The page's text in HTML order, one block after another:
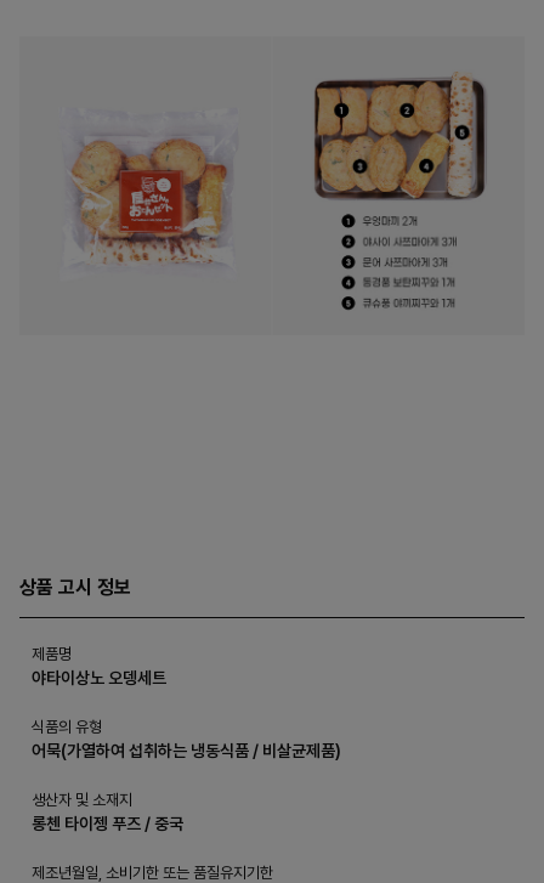
상품 고시 정보
제품명
야타이상노 오뎅세트
식품의 유형
어묵(가열하여 섭취하는 냉동식품 / 비살균제품)
생산자 및 소재지
롱첸 타이젱 푸즈 / 중국
제조년월일, 소비기한 또는 품질유지기한